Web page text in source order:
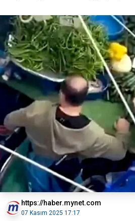
https://haber.mynet.com
07 Kasım 2025 17:17